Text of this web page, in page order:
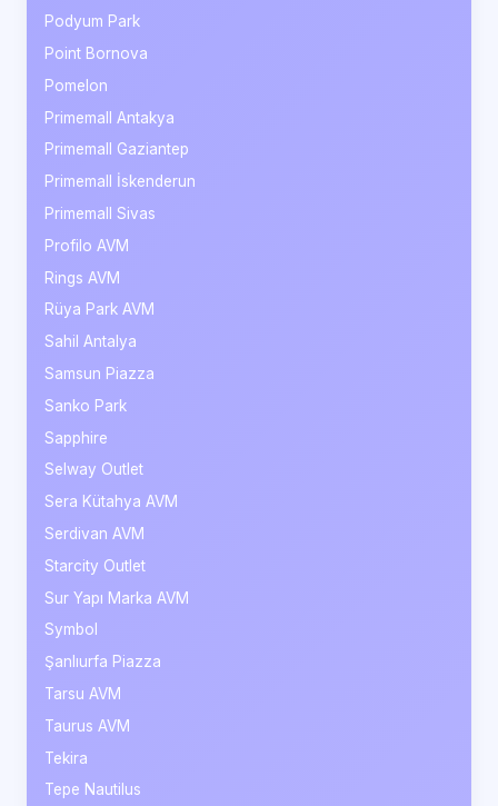
Podyum Park
Point Bornova
Pomelon
Primemall Antakya
Primemall Gaziantep
Primemall İskenderun
Primemall Sivas
Profilo AVM
Rings AVM
Rüya Park AVM
Sahil Antalya
Samsun Piazza
Sanko Park
Sapphire
Selway Outlet
Sera Kütahya AVM
Serdivan AVM
Starcity Outlet
Sur Yapı Marka AVM
Symbol
Şanlıurfa Piazza
Tarsu AVM
Taurus AVM
Tekira
Tepe Nautilus